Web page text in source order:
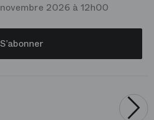
2026 à 12h00
S’abonner
›